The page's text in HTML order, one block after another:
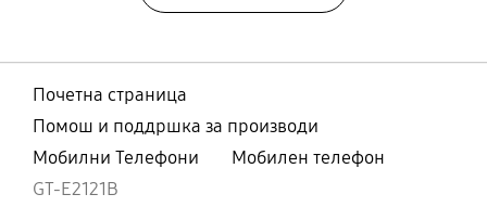
Почетна страница
Помош и поддршка за производи
Мобилни Телефони
Мобилен телефон
GT-E2121B